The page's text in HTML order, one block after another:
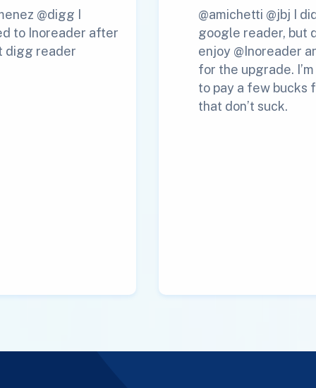
@digg I
to Inoreader after
digg reader
@amichetti @jbj I
google reader, but
enjoy @Inoreader
for the upgrade.
to pay a few bucks
that don’t suck.